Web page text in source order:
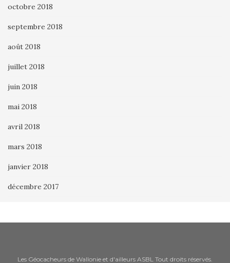
octobre 2018
septembre 2018
août 2018
juillet 2018
juin 2018
mai 2018
avril 2018
mars 2018
janvier 2018
décembre 2017
Les Géocacheurs de Wallonie et d'ailleurs ASBL Tout droits réservés.